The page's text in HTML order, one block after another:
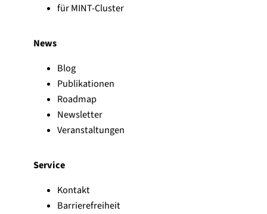
für MINT-Cluster
News
Blog
Publikationen
Roadmap
Newsletter
Veranstaltungen
Service
Kontakt
Barrierefreiheit